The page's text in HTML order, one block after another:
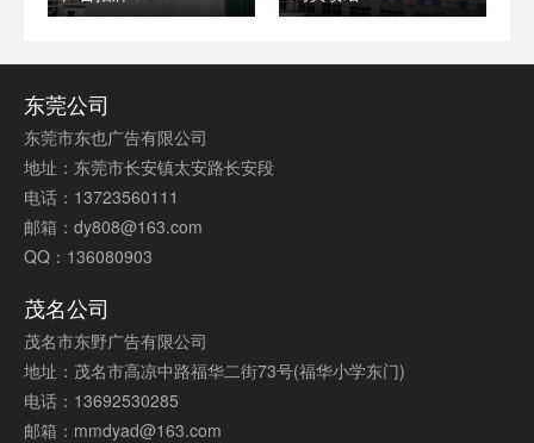
东莞公司
东莞市东也广告有限公司
地址：东莞市长安镇太安路长安段
电话：13723560111
邮箱：dy808@163.com
QQ：136080903
茂名公司
茂名市东野广告有限公司
地址：茂名市高凉中路福华二街73号(福华小学东门)
电话：13692530285
邮箱：mmdyad@163.com